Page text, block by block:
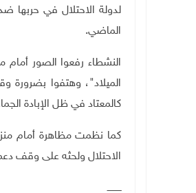
لدولة الاحتلال في حربها
الماضي.
النشطاء رفعوا الصور
الميلاد"، وهتفوا بضرورة
كالمعتاد في ظل الإبادة
كما نظمت مظاهرة أمام
الاحتلال ولحثه على وقف
ــــــــــ